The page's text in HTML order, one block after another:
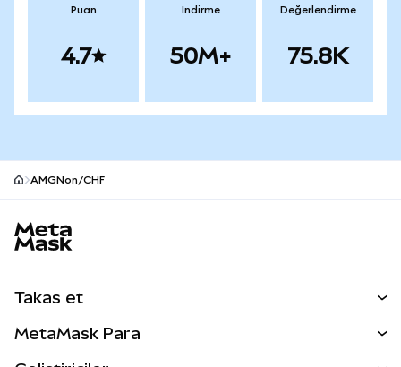
Puan
4.7
İndirme
50M+
Değerlendirme
75.8K
AMGNon/CHF
Takas et
MetaMask Para